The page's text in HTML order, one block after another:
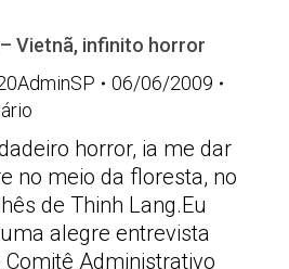
Vietnã, infinito horror
06/06/2009
horror, ia me dar
no meio da floresta, no
de Thinh Lang.Eu
alegre entrevista
Administrativo